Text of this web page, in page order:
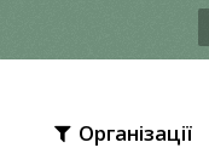
Організації